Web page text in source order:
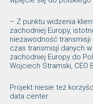
– Z punktu widzenia
zachodniej Europy,
niezawodność transmisji
czas transmisji danych
zachodniej Europy do
Wojciech Stramski, CEO
Projekt niesie też
data center.